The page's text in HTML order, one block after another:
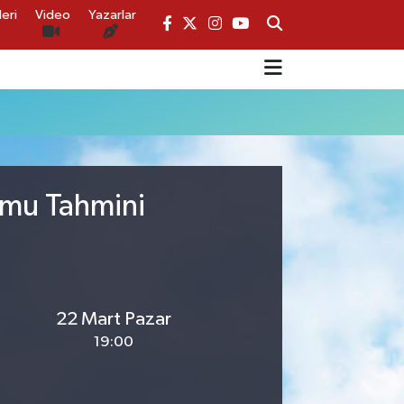
Video Yazarlar
Tahmini
22 Mart Pazar
19:00